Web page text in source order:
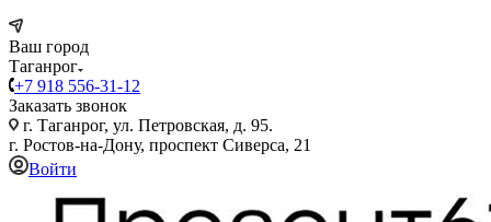
Ваш город
Таганрог
+7 918 556-31-12
Заказать звонок
г. Таганрог, ул. Петровская, д. 95.
г. Ростов-на-Дону, проспект Сиверса, 21
Войти